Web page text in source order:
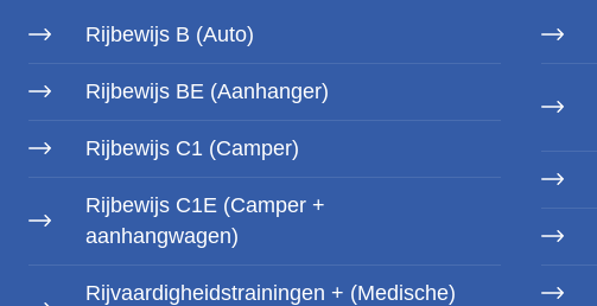
Rijbewijs B (Auto)
Rijbewijs BE (Aanhanger)
Rijbewijs C1 (Camper)
Rijbewijs C1E (Camper +
aanhangwagen)
Rijvaardigheidstrainingen + (Medische)